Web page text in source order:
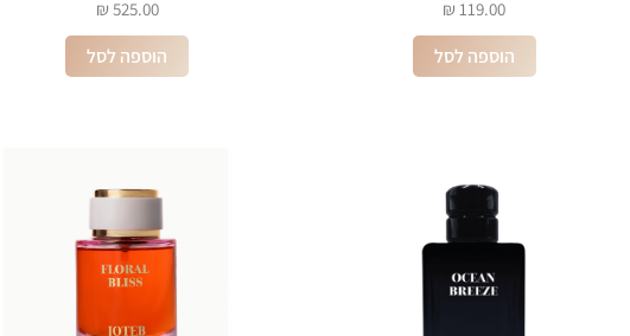
119.00
₪
הוספה לסל
525.00
₪
הוספה לסל